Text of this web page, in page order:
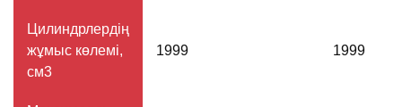
Цилиндрлердің
жұмыс көлемі,
см3
1999 1999